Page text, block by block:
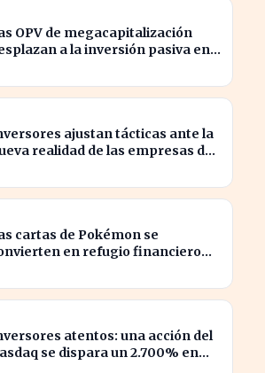
OPV de megacapitalización
a la inversión pasiva en
ajustan tácticas ante la
realidad de las empresas de
cartas de Pokémon se
en refugio financiero
atentos: una acción del
se dispara un 2.700% en